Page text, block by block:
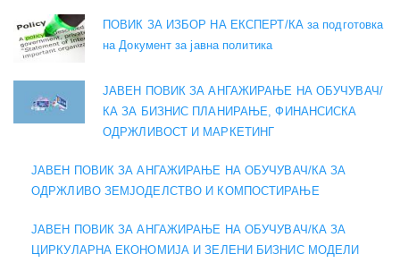
ПОВИК ЗА ИЗБОР НА ЕКСПЕРТ/КА за подготовка
на Документ за јавна политика
ЈАВЕН ПОВИК ЗА АНГАЖИРАЊЕ НА ОБУЧУВАЧ/
КА ЗА БИЗНИС ПЛАНИРАЊЕ, ФИНАНСИСКА
ОДРЖЛИВОСТ И МАРКЕТИНГ
ЈАВЕН ПОВИК ЗА АНГАЖИРАЊЕ НА ОБУЧУВАЧ/КА ЗА
ОДРЖЛИВО ЗЕМЈОДЕЛСТВО И КОМПОСТИРАЊЕ
ЈАВЕН ПОВИК ЗА АНГАЖИРАЊЕ НА ОБУЧУВАЧ/КА ЗА
ЦИРКУЛАРНА ЕКОНОМИЈА И ЗЕЛЕНИ БИЗНИС МОДЕЛИ